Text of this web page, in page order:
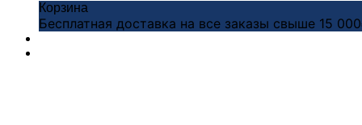
Корзина
Бесплатная доставка на все заказы свыше 15